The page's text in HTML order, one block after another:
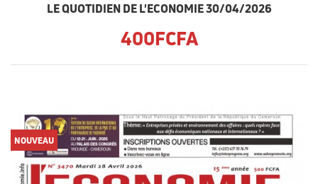
LE QUOTIDIEN DE L'ECONOMIE 30/04/2026
400FCFA
NOUVEAU